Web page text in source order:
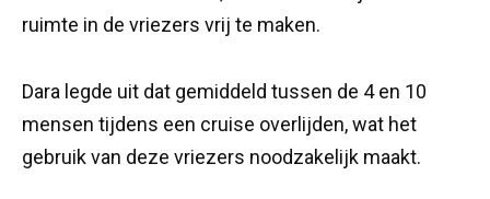
ruimte in de vriezers vrij te maken.
Dara legde uit dat gemiddeld tussen de 4 en 10
mensen tijdens een cruise overlijden, wat het
gebruik van deze vriezers noodzakelijk maakt.